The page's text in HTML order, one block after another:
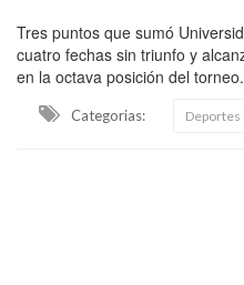
Tres puntos que sumó
cuatro fechas sin triunfo y
en la octava posición del torneo.
Categorias: Deportes